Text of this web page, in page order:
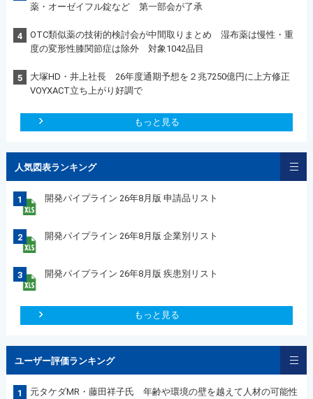
薬・オーゼイフル錠など 第一部会が了承
4
OTC類似薬の技術的検討会が中間取りまとめ 湿布薬は慢性・重
度の変形性膝関節症は除外 対象1042品目
5
大塚HD・井上社長 26年度通期予想を２兆7250億円に上方修正
VOYXACT立ち上がり好調で
もっと見る
人気図表ランキング
1 開発パイプライン 26年8月版 申請品リスト
2 開発パイプライン 26年8月版 企業別リスト
3 開発パイプライン 26年8月版 疾患別リスト
もっと見る
ユーザー評価ランキング
1
元タケダMR・藤田祥子氏 年齢や環境の壁を越えて人材の可能性